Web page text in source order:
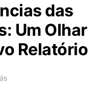
das
Um Olhar
Relatório